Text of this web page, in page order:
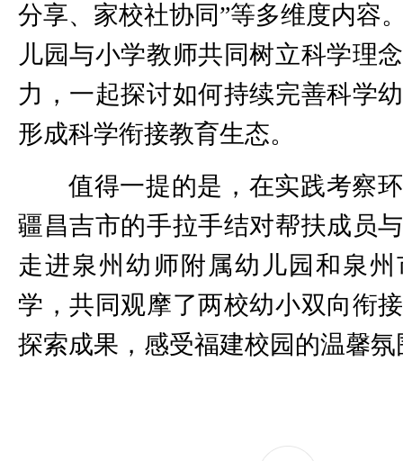
分享、家校社协同”等多维度内容
儿园与小学教师共同树立科学理
力，一起探讨如何持续完善科学
形成科学衔接教育生态。
值得一提的是，在实践考察
疆昌吉市的手拉手结对帮扶成员
走进泉州幼师附属幼儿园和泉
学，共同观摩了两校幼小双向衔
探索成果，感受福建校园的温馨氛